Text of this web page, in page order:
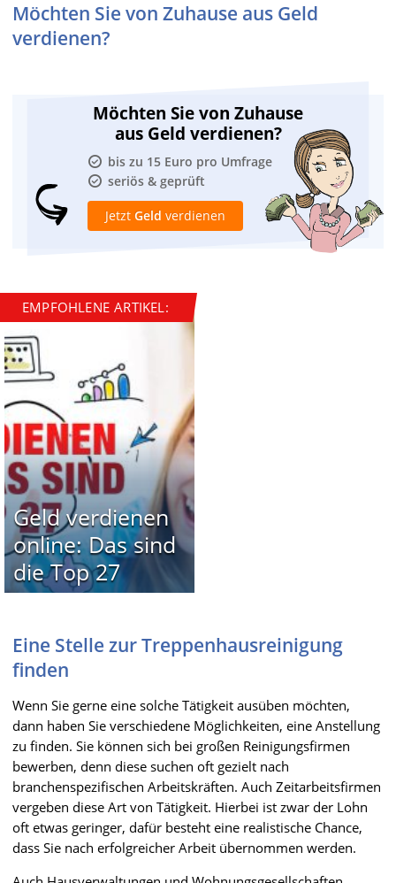
Möchten Sie von Zuhause aus Geld
verdienen?
Möchten Sie von Zuhause
aus Geld verdienen?
bis zu 15 Euro pro Umfrage
seriös & geprüft
Jetzt Geld verdienen
EMPFOHLENE ARTIKEL:
Geld verdienen
online: Das sind
die Top 27
Eine Stelle zur Treppenhausreinigung
finden
Wenn Sie gerne eine solche Tätigkeit ausüben möchten,
dann haben Sie verschiedene Möglichkeiten, eine Anstellung
zu finden. Sie können sich bei großen Reinigungsfirmen
bewerben, denn diese suchen oft gezielt nach
branchenspezifischen Arbeitskräften. Auch Zeitarbeitsfirmen
vergeben diese Art von Tätigkeit. Hierbei ist zwar der Lohn
oft etwas geringer, dafür besteht eine realistische Chance,
dass Sie nach erfolgreicher Arbeit übernommen werden.